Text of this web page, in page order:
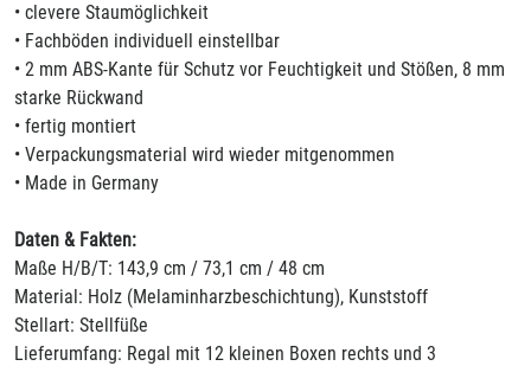
• clevere Staumöglichkeit
• Fachböden individuell einstellbar
• 2 mm ABS-Kante für Schutz vor Feuchtigkeit und Stößen, 8 mm
starke Rückwand
• fertig montiert
• Verpackungsmaterial wird wieder mitgenommen
• Made in Germany
Daten & Fakten:
Maße H/B/T: 143,9 cm / 73,1 cm / 48 cm
Material: Holz (Melaminharzbeschichtung), Kunststoff
Stellart: Stellfüße
Lieferumfang: Regal mit 12 kleinen Boxen rechts und 3